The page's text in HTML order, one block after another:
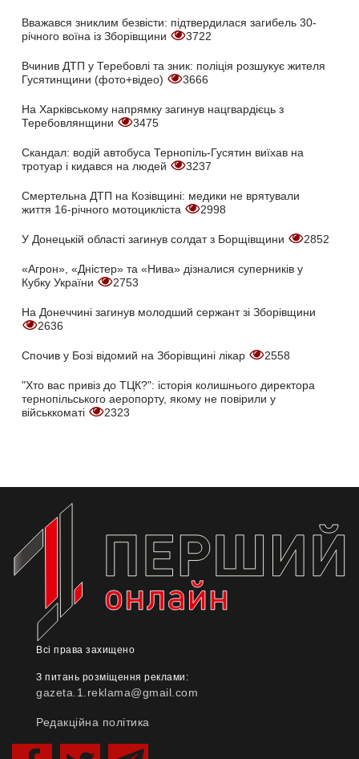
Вважався зниклим безвісти: підтвердилася загибель 30-
річного воїна із Зборівщини
3722
Вчинив ДТП у Теребовлі та зник: поліція розшукує жителя
Гусятинщини (фото+відео)
3666
На Харківському напрямку загинув нацгвардієць з
Теребовлянщини
3475
Скандал: водій автобуса Тернопіль-Гусятин виїхав на
тротуар і кидався на людей
3237
Смертельна ДТП на Козівщині: медики не врятували
життя 16-річного мотоцикліста
2998
У Донецькій області загинув солдат з Борщівщини 2852
«Агрон», «Дністер» та «Нива» дізналися суперників у
Кубку України
2753
На Донеччині загинув молодший сержант зі Зборівщини
2636
Спочив у Бозі відомий на Зборівщині лікар 2558
"Хто вас привіз до ТЦК?": історія колишнього директора
тернопільського аеропорту, якому не повірили у
військкоматі
2323
Всі права захищено
З питань розміщення реклами:
gazeta.1.reklama@gmail.com
Редакційна політика